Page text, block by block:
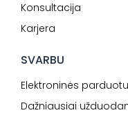
Konsultacija
Karjera
SVARBU
Elektroninės
Dažniausiai